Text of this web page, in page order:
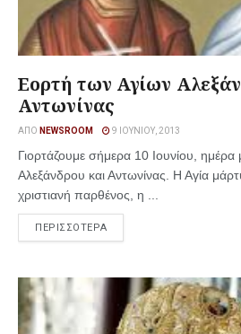
Εορτή των Αγίων
Αντωνίνας
ΑΠΌ NEWSROOM 9 ΙΟΥΝΊΟΥ, 2013
Γιορτάζουμε σήμερα 10 Ιουνίου,
Αλεξάνδρου και Αντωνίνας. Η Αγία
χριστιανή παρθένος, η ...
ΠΕΡΙΣΣΟΤΕΡΑ